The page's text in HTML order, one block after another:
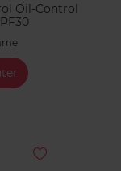
Oil-Control